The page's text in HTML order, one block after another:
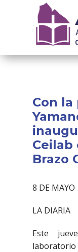
Con la
Ceilab
Brazo
8 DE MAYO
LA DIARIA
Este
laboratorio